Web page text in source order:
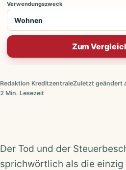
Verwendungszweck
Zum
Redaktion KreditzentraleZuletzt geändert
2 Min. Lesezeit
Der Tod und der
sprichwörtlich als die